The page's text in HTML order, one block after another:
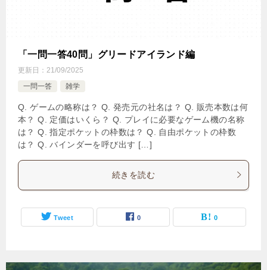
「一問一答40問」グリードアイランド編
更新日： 21/09/2025
一問一答
雑学
Q. ゲームの略称は？ Q. 発売元の社名は？ Q. 販売本数は何
本？ Q. 定価はいくら？ Q. プレイに必要なゲーム機の名称
は？ Q. 指定ポケットの枠数は？ Q. 自由ポケットの枠数
は？ Q. バインダーを呼び出す […]
続きを読む
Tweet 0 0